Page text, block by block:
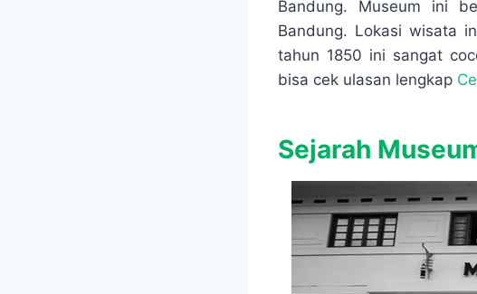
o
o
k
A
p
p
e
n
g
e
r
a
m
Bandung. Museum ini
Bandung. Lokasi wisata
tahun 1850 ini sangat
bisa cek ulasan lengkap
Sejarah